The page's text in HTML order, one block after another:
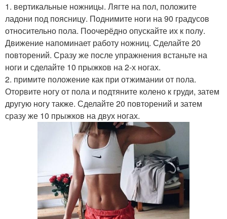
1. вертикальные ножницы. Лягте на пол, положите
ладони под поясницу. Поднимите ноги на 90 градусов
относительно пола. Поочерёдно опускайте их к полу.
Движение напоминает работу ножниц. Сделайте 20
повторений. Сразу же после упражнения встаньте на
ноги и сделайте 10 прыжков на 2-х ногах.
2. примите положение как при отжимании от пола.
Оторвите ногу от пола и подтяните колено к груди, затем
другую ногу также. Сделайте 20 повторений и затем
сразу же 10 прыжков на двух ногах.